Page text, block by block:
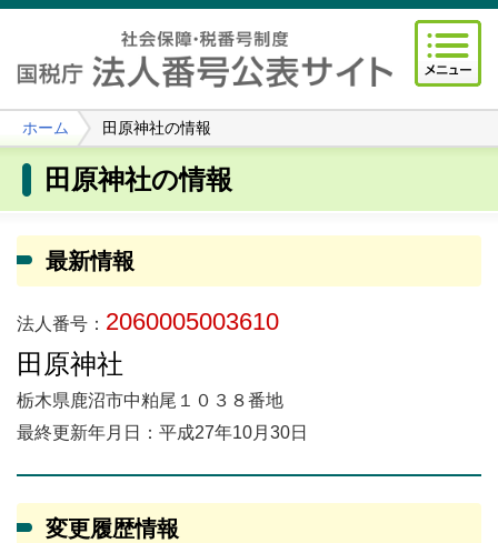
ホーム 田原神社の情報
田原神社の情報
最新情報
法人番号： 2060005003610
田原神社
栃木県鹿沼市中粕尾１０３８番地
最終更新年月日：平成27年10月30日
変更履歴情報